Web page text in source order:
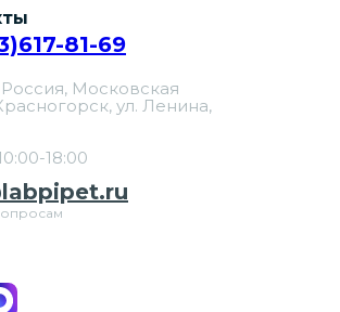
81-69
Россия, Московская
ул. Ленина,
18:00